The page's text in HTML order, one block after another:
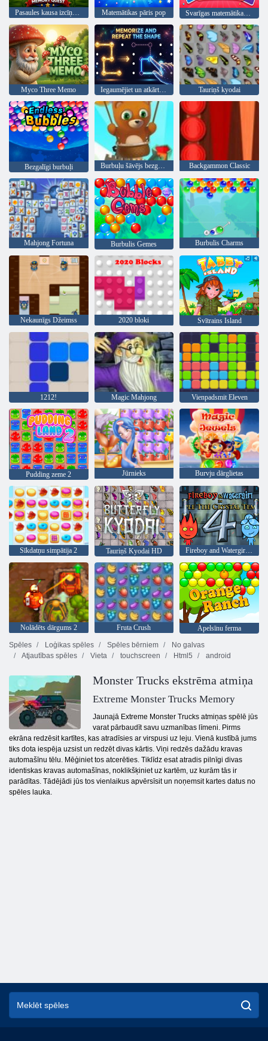
Pasaules kausa izcīņa 2026. gada atmiņas meklējumos Matemātikas pāris pop Svarīgas matemātikas kartes
Myco Three Memo Iegaumējiet un atkārtojiet formu Tauriņš kyodai
Bezgalīgi burbuļi Burbuļu šāvējs bezgalīgs Backgammon Classic
Mahjong Fortuna Burbulis Gemes Burbulis Charms
Nekaunīgs Džeimss 2020 bloki Svītrains Island
1212! Magic Mahjong Vienpadsmit Eleven
Pudding zeme 2 Jūrnieks Burvju dārglietas
Sīkdatņu simpātija 2 Tauriņš Kyodai HD Fireboy and Watergirl 4: Kristāla templis
Nolādēts dārgums 2 Fruta Crush
Apelsīnu ferma
Spēles
Loģikas spēles Spēles bērniem
No galvas
Atjautības spēles
Vieta touchscreen Html5 android
Monster Trucks ekstrēma atmiņa
Extreme Monster Trucks Memory
Jaunajā Extreme Monster Trucks atmiņas spēlē jūs
varat pārbaudīt savu uzmanības līmeni. Pirms
ekrāna redzēsit kartītes, kas atradīsies ar virspusi uz leju. Vienā kustībā jums
tiks dota iespēja uzsist un redzēt divas kārtis. Viņi redzēs dažādu kravas
automašīnu tēlu. Mēģiniet tos atcerēties. Tiklīdz esat atradis pilnīgi divas
identiskas kravas automašīnas, noklikšķiniet uz kartēm, uz kurām tās ir
parādītas. Tādējādi jūs tos vienlaikus apvērsīsit un noņemsit kartes datus no
spēles lauka.